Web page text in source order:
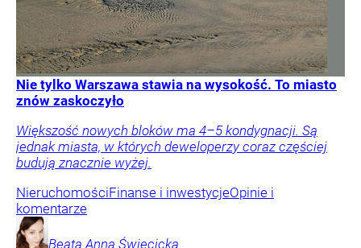
Nie tylko Warszawa stawia na wysokość. To miasto
znów zaskoczyło
Większość nowych bloków ma 4–5 kondygnacji. Są
jednak miasta, w których deweloperzy coraz częściej
budują znacznie wyżej.
NieruchomościFinanse i inwestycjeOpinie i
komentarze
Beata Anna Święcicka